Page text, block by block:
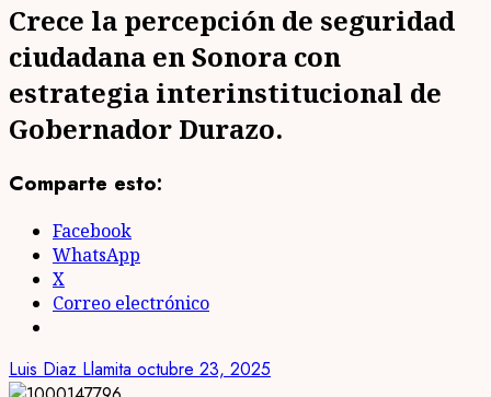
Crece la percepción de seguridad
ciudadana en Sonora con
estrategia interinstitucional de
Gobernador Durazo.
Comparte esto:
Facebook
WhatsApp
X
Correo electrónico
Luis Diaz Llamita octubre 23, 2025